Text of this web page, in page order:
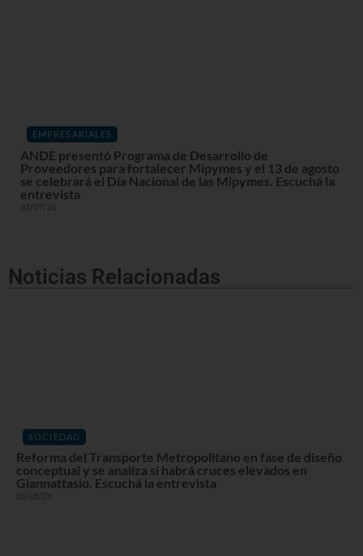
EMPRESARIALES
ANDE presentó Programa de Desarrollo de
Proveedores para fortalecer Mipymes y el 13 de agosto
se celebrará el Día Nacional de las Mipymes. Escuchá la
entrevista
31/07/26
Noticias Relacionadas
SOCIEDAD
Reforma del Transporte Metropolitano en fase de diseño
conceptual y se analiza si habrá cruces elevados en
Giannattasio. Escuchá la entrevista
05/08/26